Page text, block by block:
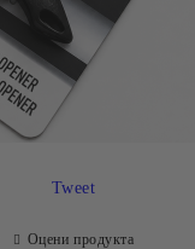
Tweet
Оцени продукта